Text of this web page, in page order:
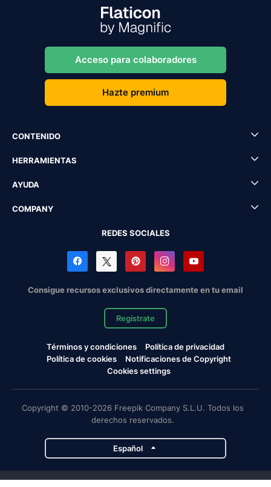
Acceso para colaboradores
Hazte premium
CONTENIDO
HERRAMIENTAS
AYUDA
COMPANY
REDES SOCIALES
Consigue recursos exclusivos directamente en tu email
Regístrate
Términos y condiciones
Política de privacidad
Política de cookies
Notificaciones de Copyright
Cookies settings
Copyright © 2010-2026 Freepik Company S.L.U. Todos los
derechos reservados.
Español